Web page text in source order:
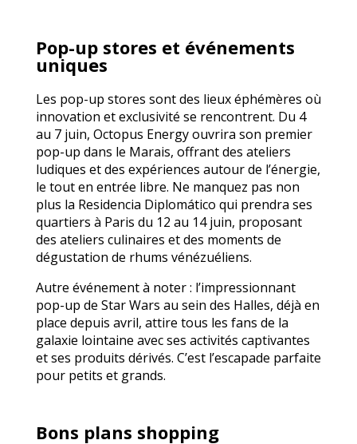
Pop-up stores et événements
uniques
Les pop-up stores sont des lieux éphémères où
innovation et exclusivité se rencontrent. Du 4
au 7 juin, Octopus Energy ouvrira son premier
pop-up dans le Marais, offrant des ateliers
ludiques et des expériences autour de l’énergie,
le tout en entrée libre. Ne manquez pas non
plus la Residencia Diplomático qui prendra ses
quartiers à Paris du 12 au 14 juin, proposant
des ateliers culinaires et des moments de
dégustation de rhums vénézuéliens.
Autre événement à noter : l’impressionnant
pop-up de Star Wars au sein des Halles, déjà en
place depuis avril, attire tous les fans de la
galaxie lointaine avec ses activités captivantes
et ses produits dérivés. C’est l’escapade parfaite
pour petits et grands.
Bons plans shopping